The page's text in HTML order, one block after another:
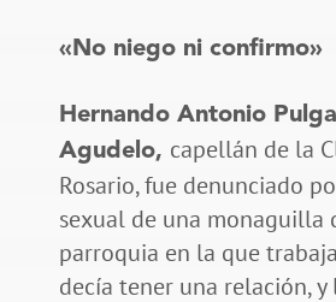
«No niego ni confirmo»
Hernando Antonio
Agudelo, capellán de la
Rosario, fue denunciado
sexual de una monaguilla
parroquia en la que
decía tener una relación, y